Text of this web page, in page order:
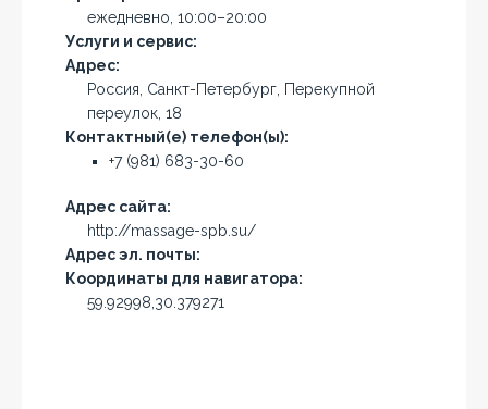
ежедневно, 10:00–20:00
Услуги и сервис:
Адрес:
Россия, Санкт-Петербург, Перекупной
переулок, 18
Контактный(е) телефон(ы):
+7 (981) 683-30-60
Адрес сайта:
http://massage-spb.su/
Адрес эл. почты:
Координаты для навигатора:
59.92998,30.379271